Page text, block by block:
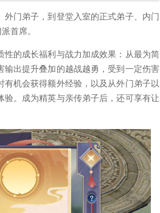
门弟子，到登堂入室的正式弟子、内门
首席。
的成长福利与战力加成效果：从最为简
出提升叠加的越战越勇，受到一定伤害
机会获得额外经验，以及从外门弟子以
验。成为精英与亲传弟子后，还可享有让